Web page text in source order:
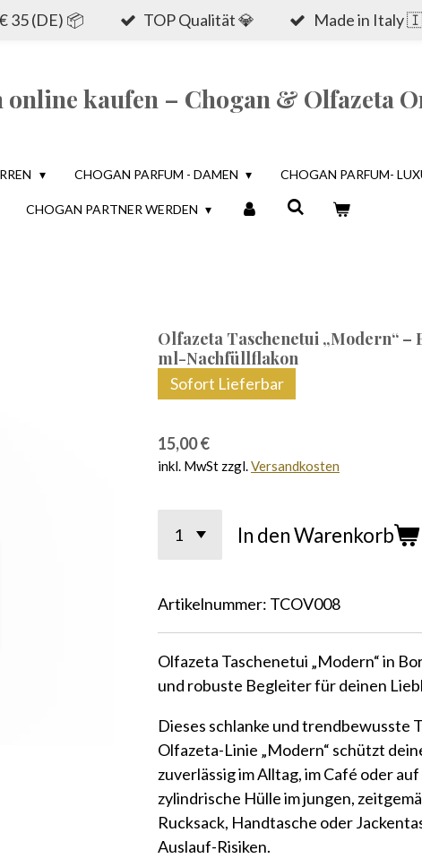
35 (DE) 📦 TOP Qualität 💎 Made in Italy
online kaufen – Chogan & Olfazeta
CHOGAN PARFUM - DAMEN CHOGAN PARFUM-
CHOGAN PARTNER WERDEN
Olfazeta Taschenetui „Modern“ –
ml-Nachfüllflakon
Sofort Lieferbar
15,00 €
inkl. MwSt zzgl.Versandkosten
In den Warenkorb
Artikelnummer: TCOV008
Olfazeta Taschenetui „Modern“ in
und robuste Begleiter für deinen
Dieses schlanke und trendbewusste
Olfazeta-Linie „Modern“ schützt
zuverlässig im Alltag, im Café oder
zylindrische Hülle im jungen,
Rucksack, Handtasche oder
Auslauf-Risiken.